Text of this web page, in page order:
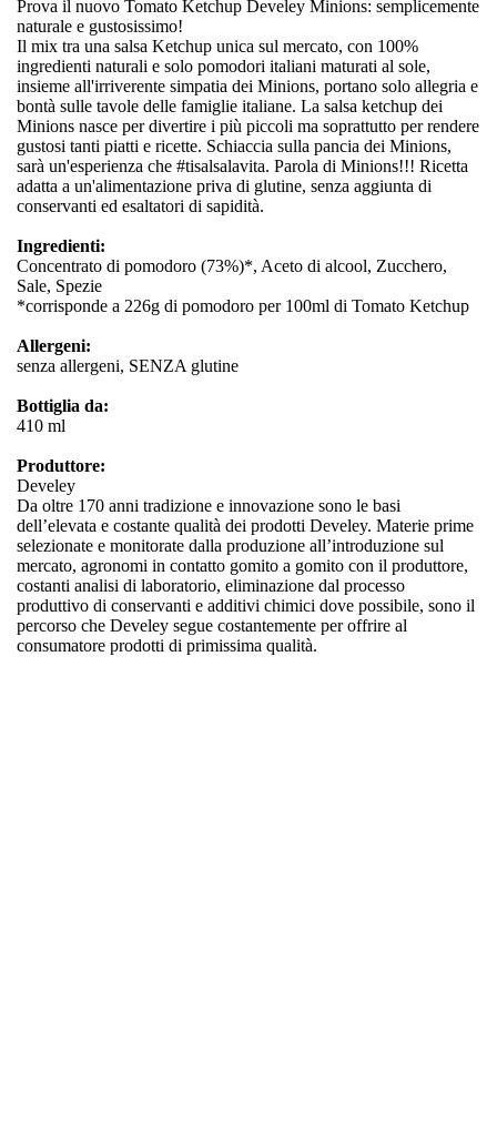
Prova il nuovo Tomato Ketchup Develey Minions: semplicemente
naturale e gustosissimo!
Il mix tra una salsa Ketchup unica sul mercato, con 100%
ingredienti naturali e solo pomodori italiani maturati al sole,
insieme all'irriverente simpatia dei Minions, portano solo allegria e
bontà sulle tavole delle famiglie italiane. La salsa ketchup dei
Minions nasce per divertire i più piccoli ma soprattutto per rendere
gustosi tanti piatti e ricette. Schiaccia sulla pancia dei Minions,
sarà un'esperienza che #tisalsalavita. Parola di Minions!!! Ricetta
adatta a un'alimentazione priva di glutine, senza aggiunta di
conservanti ed esaltatori di sapidità.
Ingredienti:
Concentrato di pomodoro (73%)*, Aceto di alcool, Zucchero,
Sale, Spezie
*corrisponde a 226g di pomodoro per 100ml di Tomato Ketchup
Allergeni:
senza allergeni, SENZA glutine
Bottiglia da:
410 ml
Produttore:
Develey
Da oltre 170 anni tradizione e innovazione sono le basi
dell’elevata e costante qualità dei prodotti Develey. Materie prime
selezionate e monitorate dalla produzione all’introduzione sul
mercato, agronomi in contatto gomito a gomito con il produttore,
costanti analisi di laboratorio, eliminazione dal processo
produttivo di conservanti e additivi chimici dove possibile, sono il
percorso che Develey segue costantemente per offrire al
consumatore prodotti di primissima qualità.